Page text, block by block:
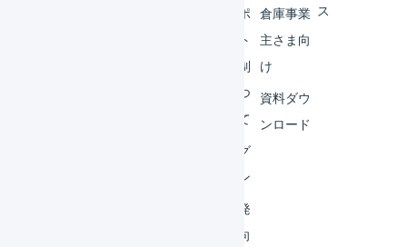
サポ
ート
体制
につ
いて
ログ
イン
開発
者向
倉庫事業
主さま向
け
資料ダウ
ンロード
ス